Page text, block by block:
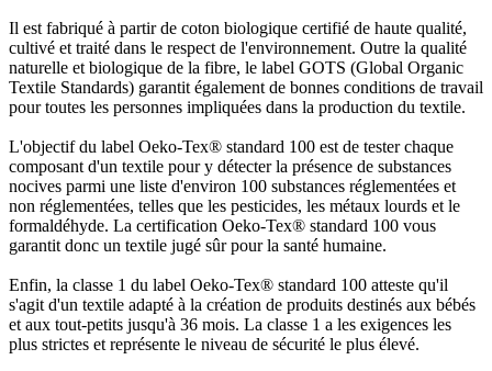
Il est fabriqué à partir de coton biologique certifié de haute qualité,
cultivé et traité dans le respect de l'environnement. Outre la qualité
naturelle et biologique de la fibre, le label GOTS (Global Organic
Textile Standards) garantit également de bonnes conditions de travail
pour toutes les personnes impliquées dans la production du textile.
L'objectif du label Oeko-Tex® standard 100 est de tester chaque
composant d'un textile pour y détecter la présence de substances
nocives parmi une liste d'environ 100 substances réglementées et
non réglementées, telles que les pesticides, les métaux lourds et le
formaldéhyde. La certification Oeko-Tex® standard 100 vous
garantit donc un textile jugé sûr pour la santé humaine.
Enfin, la classe 1 du label Oeko-Tex® standard 100 atteste qu'il
s'agit d'un textile adapté à la création de produits destinés aux bébés
et aux tout-petits jusqu'à 36 mois. La classe 1 a les exigences les
plus strictes et représente le niveau de sécurité le plus élevé.